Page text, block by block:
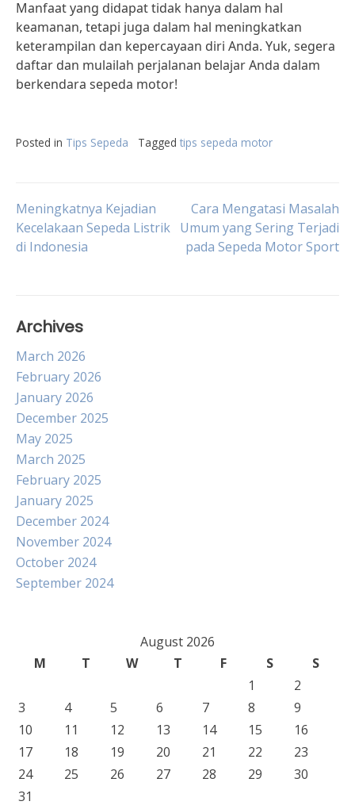
Manfaat yang didapat tidak hanya dalam hal
keamanan, tetapi juga dalam hal meningkatkan
keterampilan dan kepercayaan diri Anda. Yuk, segera
daftar dan mulailah perjalanan belajar Anda dalam
berkendara sepeda motor!
Posted in Tips Sepeda Tagged tips sepeda motor
Post
navigation
Meningkatnya Kejadian
Kecelakaan Sepeda Listrik
di Indonesia
Cara Mengatasi Masalah
Umum yang Sering Terjadi
pada Sepeda Motor Sport
Archives
March 2026
February 2026
January 2026
December 2025
May 2025
March 2025
February 2025
January 2025
December 2024
November 2024
October 2024
September 2024
August 2026
M
T W T F S
S
1
2
3
4 5 6 7 8
9
10
11 12 13 14 15
16
17
18 19 20 21 22
23
24
25 26 27 28 29
30
31